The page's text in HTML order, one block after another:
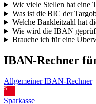
Wie viele Stellen hat eine
Was ist die BIC der
Welche Bankleitzahl hat
Wie wird die IBAN
Brauche ich für eine
IBAN-Rechner
Allgemeiner IBAN-Rechner
S
Sparkasse